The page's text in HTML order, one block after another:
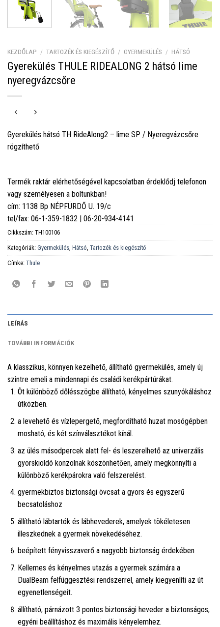
KEZDŐLAP / TARTOZÉK ÉS KIEGÉSZÍTŐ / GYERMEKÜLÉS / HÁTSÓ
Gyerekülés THULE RIDEALONG 2 hátsó lime
nyeregvázcsőre
Gyerekülés hátsó TH RideAlong2 – lime SP / Nyeregvázcsőre
rögzíthető
Termék raktár elérhetőségével kapcsolatban érdeklődj telefonon
vagy személyesen a boltunkban!
cím: 1138 Bp NÉPFÜRDŐ U. 19/c
tel/fax: 06-1-359-1832 | 06-20-934-4141
Cikkszám: TH100106
Kategóriák: Gyermekülés Hátsó Tartozék és kiegészítő
Címke: Thule
LEÍRÁS
TOVÁBBI INFORMÁCIÓK
A klasszikus, könnyen kezelhető, állítható gyermekülés, amely új
szintre emeli a mindennapi és családi kerékpártúrákat.
Öt különböző dőlésszögbe állítható, kényelmes szunyókáláshoz
útközben.
a levehető és vízlepergető, megfordítható huzat mosógépben
mosható, és két színválasztékot kínál.
az ülés másodpercek alatt fel- és leszerelhető az univerzális
gyorskioldó konzolnak köszönhetően, amely megkönnyíti a
különböző kerékpárokra való felszerelést.
gyermekbiztos biztonsági övcsat a gyors és egyszerű
becsatoláshoz
állítható lábtartók és lábhevederek, amelyek tökéletesen
illeszkednek a gyermek növekedéséhez.
beépített fényvisszaverő a nagyobb biztonság érdekében
Kellemes és kényelmes utazás a gyermek számára a
DualBeam felfüggesztési rendszerrel, amely kiegyenlíti az út
egyenetlenségeit.
állítható, párnázott 3 pontos biztonsági heveder a biztonságos,
egyéni beállításhoz és maximális kényelemhez.